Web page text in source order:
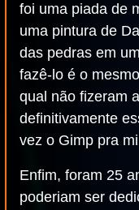
foi uma piada de
uma pintura de
das pedras em
fazê-lo é o
qual não fizeram
definitivamente
vez o Gimp pra
Enfim, foram 25
poderiam ser